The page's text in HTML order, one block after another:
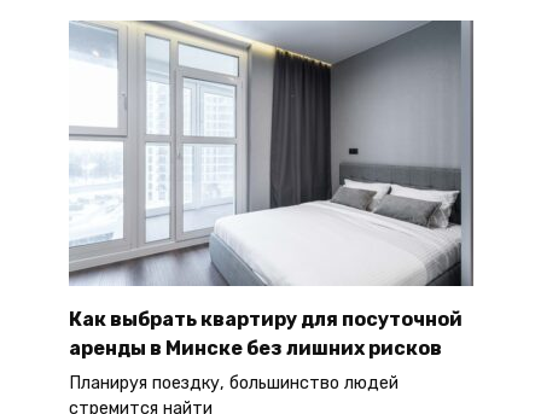
Как выбрать квартиру для посуточной
аренды в Минске без лишних рисков
Планируя поездку, большинство людей
стремится найти